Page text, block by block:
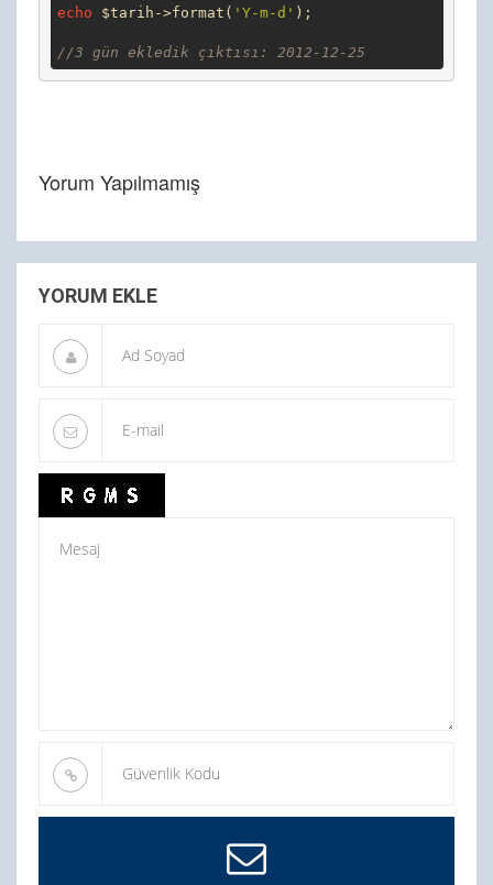
echo $tarih->format( 'Y-m-d' );
//3 gün ekledik çıktısı: 2012-12-25
Yorum Yapılmamış
YORUM EKLE